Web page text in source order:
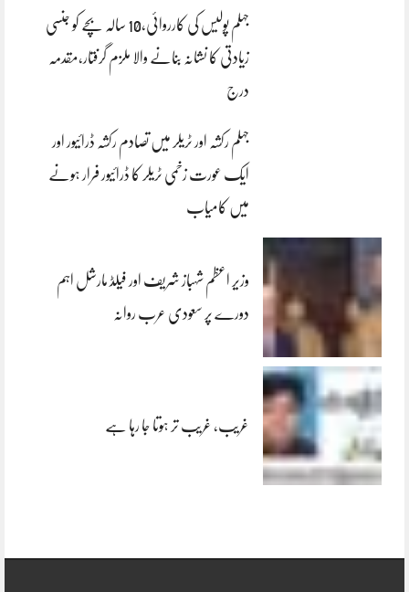
جہلم پولیس کی کارروائی،10 سالہ بچے کو جنسی
زیادتی کا نشانہ بنانے والا ملزم گرفتار،مقدمہ
درج
جہلم رکشہ اور ٹریلر میں تصادم رکشہ ڈرائیور اور
ایک عورت زخمی ٹریلر کا ڈرائیور فرار ہونے
میں کامیاب
وزیر اعظم شہباز شریف اور فیلڈ مارشل اہم
دورے پر سعودی عرب روانہ
غریب، غریب تر ہوتا جا رہا ہے